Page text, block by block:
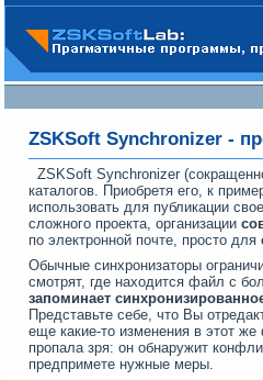
ZSKSoft Synchronizer -
ZSKSoft Synchronizer
каталогов. Приобретя его, к
использовать для публикации
сложного проекта, организации
по электронной почте, просто для
Обычные синхронизаторы
смотрят, где находится файл с
запоминает
Представьте себе, что Вы
еще какие-то изменения в этот
пропала зря: он обнаружит
предпримете нужные меры.